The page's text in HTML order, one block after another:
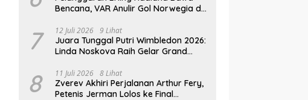
Bencana, VAR Anulir Gol Norwegia di
7 12 Juli 2026 9 Lihat
Juara Tunggal Putri Wimbledon 2026:
Linda Noskova Raih Gelar Grand
8 11 Juli 2026 8 Lihat
Zverev Akhiri Perjalanan Arthur Fery,
Petenis Jerman Lolos ke Final